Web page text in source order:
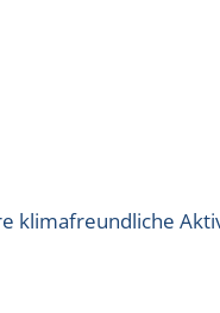
klimafreundliche